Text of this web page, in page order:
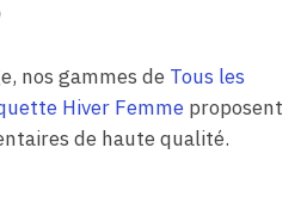
nos gammes de Tous les
Hiver Femme proposent
de haute qualité.